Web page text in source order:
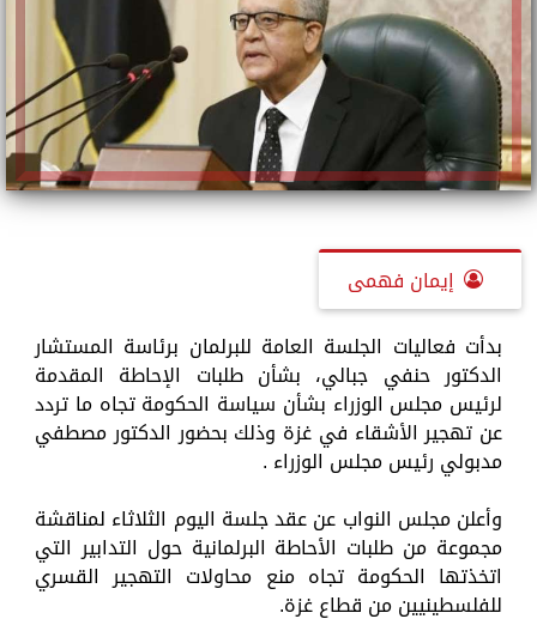
إيمان فهمى
بدأت فعاليات الجلسة العامة للبرلمان برئاسة المستشار
الدكتور حنفي جبالي، بشأن طلبات الإحاطة المقدمة
لرئيس مجلس الوزراء بشأن سياسة الحكومة تجاه ما تردد
عن تهجير الأشقاء في غزة وذلك بحضور الدكتور مصطفي
مدبولي رئيس مجلس الوزراء .
وأعلن مجلس النواب عن عقد جلسة اليوم الثلاثاء لمناقشة
مجموعة من طلبات الأحاطة البرلمانية حول التدابير التي
اتخذتها الحكومة تجاه منع محاولات التهجير القسري
للفلسطينيين من قطاع غزة.